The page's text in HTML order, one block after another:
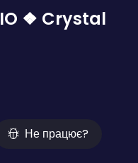
❖ Crystal
Не працює?